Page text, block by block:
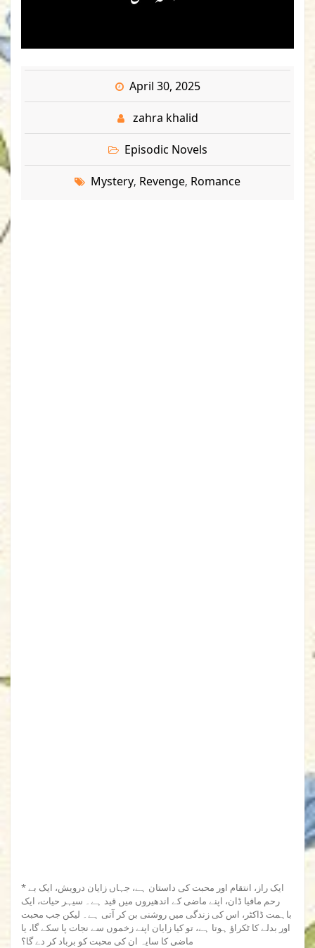
April 30, 2025
zahra khalid
Episodic Novels
Mystery, Revenge, Romance
* ایک راز، انتقام اور محبت کی داستان ہے، جہاں زایان درویش، ایک بے
رحم مافیا ڈان، اپنے ماضی کے اندھیروں میں قید ہے۔ سیہر حیات، ایک
باہمت ڈاکٹر، اس کی زندگی میں روشنی بن کر آتی ہے۔ لیکن جب محبت
اور بدلے کا ٹکراؤ ہوتا ہے، تو کیا زایان اپنے زخموں سے نجات پا سکے گا، یا
ماضی کا سایہ ان کی محبت کو برباد کر دے گا؟